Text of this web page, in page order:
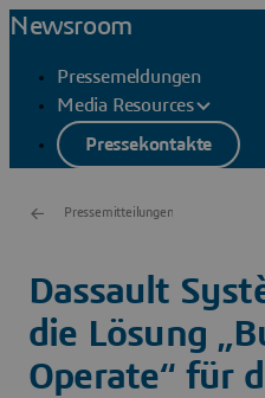
Newsroom
Pressemeldungen
Media Resources
Pressekontakte
Pressemitteilungen
Dassault
die Lösung
Operate“ für